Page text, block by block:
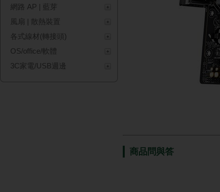
網路 AP | 藍芽
風扇 | 散熱裝置
各式線材(轉接頭)
OS/office/軟體
3C家電/USB週邊
商品問與答